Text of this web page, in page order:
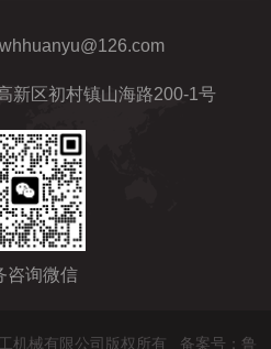
whhuanyu@126.com
新区初村镇山海路200-1号
咨询微信
机械有限公司版权所有 备案号：鲁